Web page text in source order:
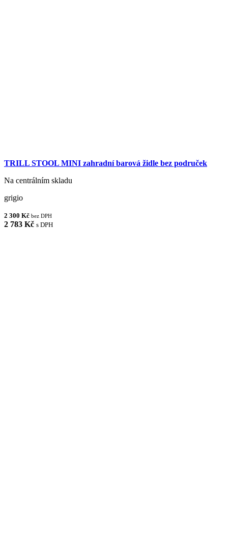
TRILL STOOL MINI zahradní barová židle bez područek
Na centrálním skladu
grigio
2 300 Kč bez DPH
2 783 Kč s DPH